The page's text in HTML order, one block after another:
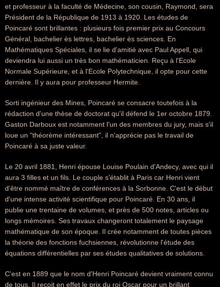
et professeur à la faculté de Médecine, son cousin, Raymond, sera
Président de la République de 1913 à 1920. Les études de
Poincaré sont brillantes : plusieurs fois premier prix au Concours
Général, bachelier ès lettres, bachelier ès sciences. En
Mathématiques Spéciales, il se lie d'amitié avec Paul Appell, qui
deviendra lui aussi un très bon mathématicien. Reçu à l'Ecole
Normale Supérieure, et à l'Ecole Polytechnique, il opte pour cette
dernière. Il y aura pour professeur Hermite.
Sorti ingénieur des Mines, Poincaré se consacre toutefois à la
rédaction d'une thèse de doctorat qu'il défend le 1er octobre 1879.
Gaston Darboux est notamment l'un des membres du jury, mais s'il
loue un "théorème intéressant", il n'apprécie pas le travail de
Poincaré à sa juste valeur.
Le 20 avril 1881, Henri épouse Louise Poulain d'Andecy, avec qui il
aura 3 filles et un fils. Le couple s'établit à Paris car Henri vient
d'être nommé maître de conférences à la Sorbonne. C'est le début
d'une intense activité scientifique pour Poincaré. En 30 ans, il
publie une trentaine de volumes, et près de 500 notes, articles ou
longs mémoires. Ses travaux changeront totalement le paysage
mathématique de son époque. Il crée notamment de toutes pièces
la théorie des fonctions fuchsiennes, révolutionne l'étude des
équations différentielles par ses études qualitatives de solutions.
C'est en 1889 que le nom d'Henri Poincaré devient vraiment connu
de tous. Il reçoit en effet le prix du roi Oscar pour un brillant